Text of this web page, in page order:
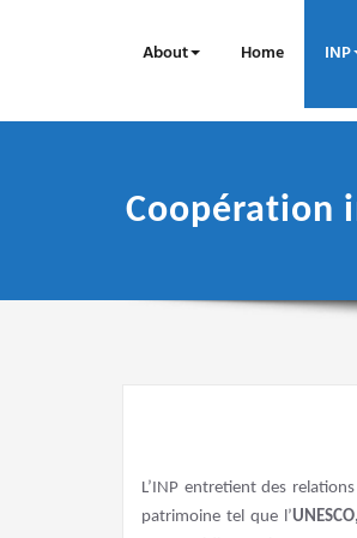
About Home INP
Coopération
L’INP entretient des
patrimoine tel que l’